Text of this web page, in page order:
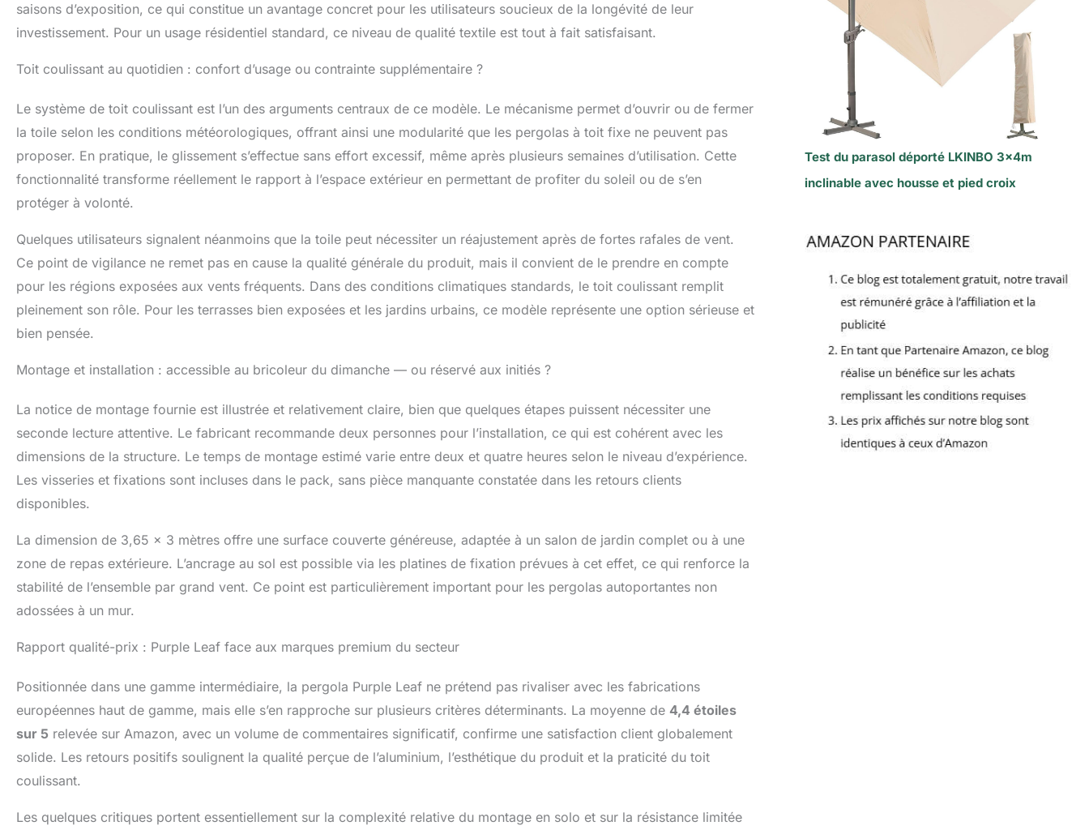
saisons d’exposition, ce qui constitue un avantage concret pour les utilisateurs soucieux de la longévité de leur
investissement. Pour un usage résidentiel standard, ce niveau de qualité textile est tout à fait satisfaisant.
Toit coulissant au quotidien : confort d’usage ou contrainte supplémentaire ?
Le système de toit coulissant est l’un des arguments centraux de ce modèle. Le mécanisme permet d’ouvrir ou de fermer
la toile selon les conditions météorologiques, offrant ainsi une modularité que les pergolas à toit fixe ne peuvent pas
proposer. En pratique, le glissement s’effectue sans effort excessif, même après plusieurs semaines d’utilisation. Cette
fonctionnalité transforme réellement le rapport à l’espace extérieur en permettant de profiter du soleil ou de s’en
protéger à volonté.
Quelques utilisateurs signalent néanmoins que la toile peut nécessiter un réajustement après de fortes rafales de vent.
Ce point de vigilance ne remet pas en cause la qualité générale du produit, mais il convient de le prendre en compte
pour les régions exposées aux vents fréquents. Dans des conditions climatiques standards, le toit coulissant remplit
pleinement son rôle. Pour les terrasses bien exposées et les jardins urbains, ce modèle représente une option sérieuse et
bien pensée.
Montage et installation : accessible au bricoleur du dimanche — ou réservé aux initiés ?
La notice de montage fournie est illustrée et relativement claire, bien que quelques étapes puissent nécessiter une
seconde lecture attentive. Le fabricant recommande deux personnes pour l’installation, ce qui est cohérent avec les
dimensions de la structure. Le temps de montage estimé varie entre deux et quatre heures selon le niveau d’expérience.
Les visseries et fixations sont incluses dans le pack, sans pièce manquante constatée dans les retours clients
disponibles.
La dimension de 3,65 x 3 mètres offre une surface couverte généreuse, adaptée à un salon de jardin complet ou à une
zone de repas extérieure. L’ancrage au sol est possible via les platines de fixation prévues à cet effet, ce qui renforce la
stabilité de l’ensemble par grand vent. Ce point est particulièrement important pour les pergolas autoportantes non
adossées à un mur.
Rapport qualité-prix : Purple Leaf face aux marques premium du secteur
Positionnée dans une gamme intermédiaire, la pergola Purple Leaf ne prétend pas rivaliser avec les fabrications
européennes haut de gamme, mais elle s’en rapproche sur plusieurs critères déterminants. La moyenne de 4,4 étoiles
sur 5 relevée sur Amazon, avec un volume de commentaires significatif, confirme une satisfaction client globalement
solide. Les retours positifs soulignent la qualité perçue de l’aluminium, l’esthétique du produit et la praticité du toit
coulissant.
Les quelques critiques portent essentiellement sur la complexité relative du montage en solo et sur la résistance limitée
Test du parasol déporté LKINBO 3x4m
inclinable avec housse et pied croix